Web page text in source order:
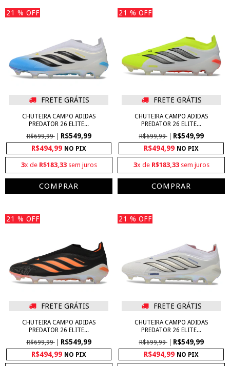
21 % OFF
FRETE GRÁTIS
CHUTEIRA CAMPO ADIDAS
PREDATOR 26 ELITE...
R$699,99
R$549,99
R$494,99 NO PIX
3x de R$183,33sem juros
COMPRAR
21 % OFF
FRETE GRÁTIS
CHUTEIRA CAMPO ADIDAS
PREDATOR 26 ELITE...
R$699,99
R$549,99
R$494,99 NO PIX
3x de R$183,33sem juros
COMPRAR
21 % OFF
FRETE GRÁTIS
CHUTEIRA CAMPO ADIDAS
PREDATOR 26 ELITE...
R$699,99
R$549,99
R$494,99 NO PIX
21 % OFF
FRETE GRÁTIS
CHUTEIRA CAMPO ADIDAS
PREDATOR 26 ELITE...
R$699,99
R$549,99
R$494,99 NO PIX